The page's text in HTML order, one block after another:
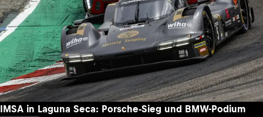
IMSA in Laguna Seca: Porsche-Sieg und BMW-Podium